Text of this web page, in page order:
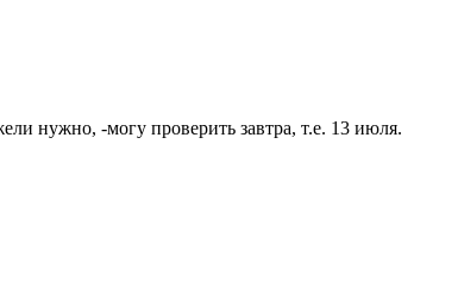
нужно, -могу проверить завтра, т.е. 13 июля.